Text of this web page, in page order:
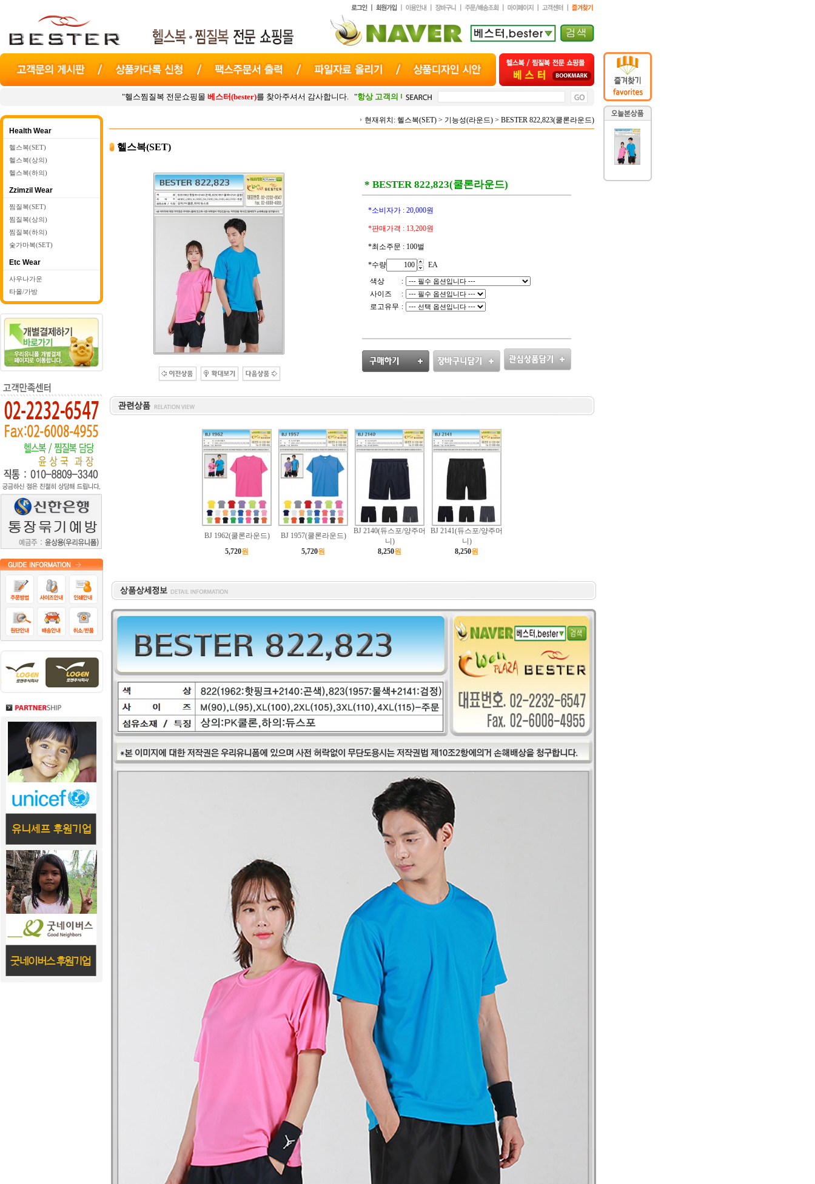
"헬스찜질복 전문쇼핑몰 베스터(bester) 를 찾아주셔서 감사합니다. "항상 고객의 마음"으로 최선을 다하겠습니다.
Health Wear
헬스복(SET)
헬스복(상의)
헬스복(하의)
Zzimzil Wear
찜질복(SET)
찜질복(상의)
찜질복(하의)
숯가마복(SET)
Etc Wear
사우나가운
타올/가방
현재위치: 헬스복(SET) > 기능성(라운드) > BESTER 822,823(쿨론라운드)
헬스복(SET)
* BESTER 822,823(쿨론라운드)
*소비자가 : 20,000원
*판매가격 : 13,200원
*최소주문 : 100벌
*수량
EA
색상
:
사이즈
:
로고유무 :
BJ 1962(쿨론라운드) BJ 1957(쿨론라운드)
BJ 2140(듀스포/양주머
니)
BJ 2141(듀스포/양주머
니)
5,720원 5,720원 8,250원 8,250원